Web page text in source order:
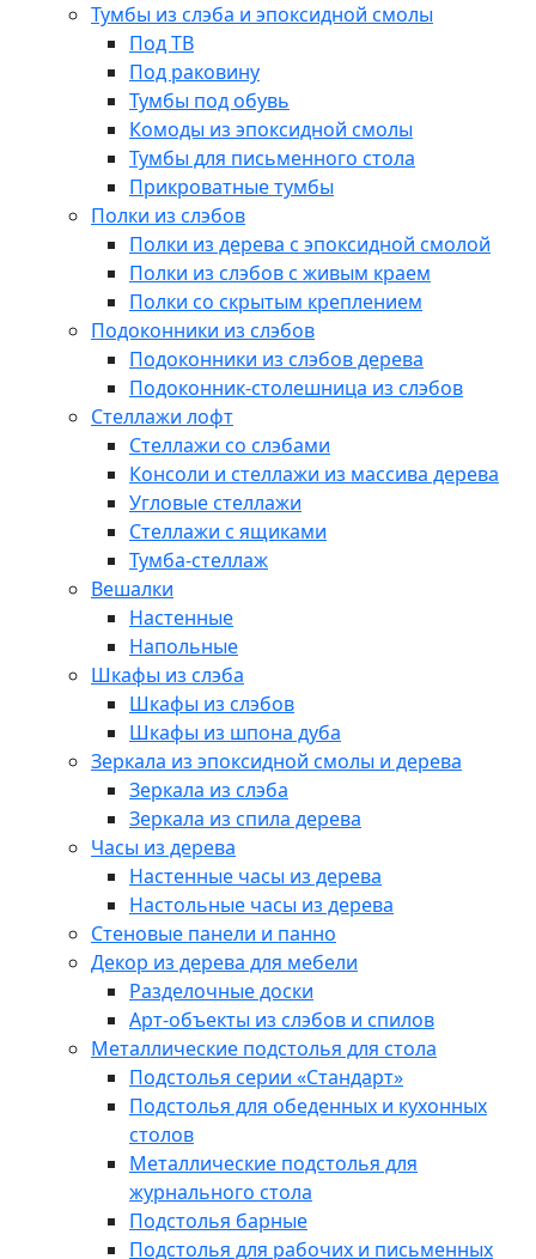
Тумбы из слэба и эпоксидной смолы
Под ТВ
Под раковину
Тумбы под обувь
Комоды из эпоксидной смолы
Тумбы для письменного стола
Прикроватные тумбы
Полки из слэбов
Полки из дерева с эпоксидной смолой
Полки из слэбов с живым краем
Полки со скрытым креплением
Подоконники из слэбов
Подоконники из слэбов дерева
Подоконник-столешница из слэбов
Стеллажи лофт
Стеллажи со слэбами
Консоли и стеллажи из массива дерева
Угловые стеллажи
Стеллажи с ящиками
Тумба-стеллаж
Вешалки
Настенные
Напольные
Шкафы из слэба
Шкафы из слэбов
Шкафы из шпона дуба
Зеркала из эпоксидной смолы и дерева
Зеркала из слэба
Зеркала из спила дерева
Часы из дерева
Настенные часы из дерева
Настольные часы из дерева
Стеновые панели и панно
Декор из дерева для мебели
Разделочные доски
Арт-объекты из слэбов и спилов
Металлические подстолья для стола
Подстолья серии «Стандарт»
Подстолья для обеденных и кухонных
столов
Металлические подстолья для
журнального стола
Подстолья барные
Подстолья для рабочих и письменных